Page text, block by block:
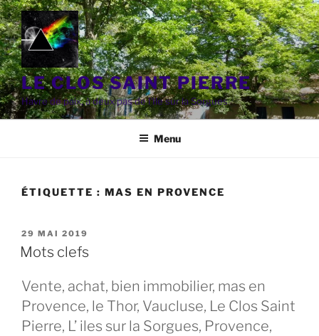
Aller
au
contenu
principal
LE CLOS SAINT PIERRE
Havre de paix, à deux pas de l'Ile sur la Sorgues
Menu
ÉTIQUETTE : MAS EN PROVENCE
PUBLIÉ
LE
29 MAI 2019
Mots clefs
Vente, achat, bien immobilier, mas en
Provence, le Thor, Vaucluse, Le Clos Saint
Pierre, L’ iles sur la Sorgues, Provence,